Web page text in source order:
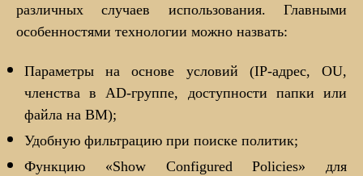
различных случаев использования. Главными
особенностями технологии можно назвать:
Параметры на основе условий (IP-адрес, OU,
членства в AD-группе, доступности папки или
файла на ВМ);
Удобную фильтрацию при поиске политик;
Функцию «Show Configured Policies» для